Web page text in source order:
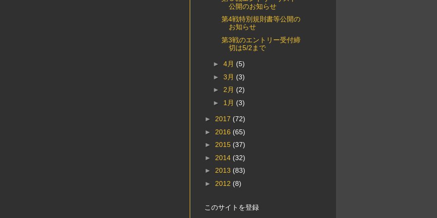
公開のお知らせ
第4戦特別規則書等公開の
お知らせ
第3戦のエントリー受付締
切は5/2まで
► 4月 (5)
► 3月 (3)
► 2月 (2)
► 1月 (3)
► 2017 (72)
► 2016 (65)
► 2015 (37)
► 2014 (32)
► 2013 (83)
► 2012 (8)
このサイトを登録